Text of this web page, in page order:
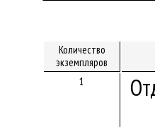
Количество
экземпляров
1